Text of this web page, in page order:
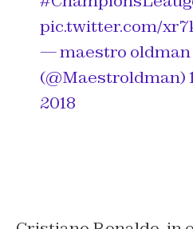
pic.twitter.com/
— maestro oldman
(@Maestroldman)
2018